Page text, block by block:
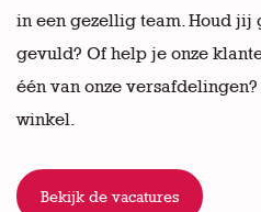
in een gezellig team. Houd jij
gevuld? Of help je onze
één van onze
winkel.
Bekijk de vacatures